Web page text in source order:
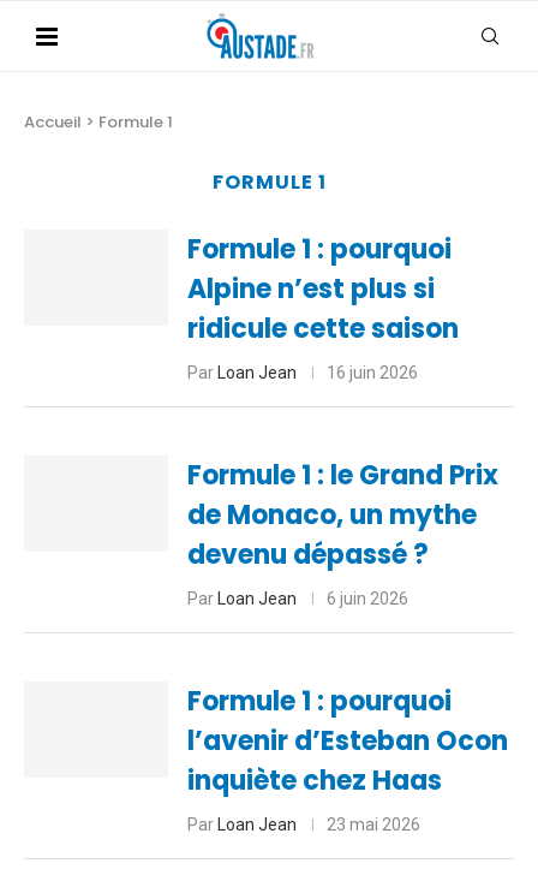
Accueil > Formule 1
FORMULE 1
Formule 1 : pourquoi
Alpine n’est plus si
ridicule cette saison
Par Loan Jean 16 juin 2026
Formule 1 : le Grand Prix
de Monaco, un mythe
devenu dépassé ?
Par Loan Jean 6 juin 2026
Formule 1 : pourquoi
l’avenir d’Esteban Ocon
inquiète chez Haas
Par Loan Jean 23 mai 2026